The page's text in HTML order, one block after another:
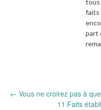
tous
faits
part
Post
← Vous ne croirez pas à
11 Faits